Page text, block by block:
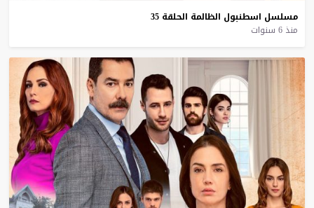
مسلسل اسطنبول الظالمة الحلقة 35
منذ 6 سنوات